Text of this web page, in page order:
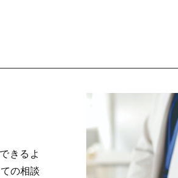
きるよ
の相談